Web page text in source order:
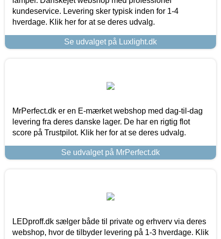
kundeservice. Levering sker typisk inden for 1-4
hverdage. Klik her for at se deres udvalg.
Se udvalget på Luxlight.dk
MrPerfect.dk er en E-mærket webshop med dag-til-dag
levering fra deres danske lager. De har en rigtig flot
score på Trustpilot. Klik her for at se deres udvalg.
Se udvalget på MrPerfect.dk
LEDproff.dk sælger både til private og erhverv via deres
webshop, hvor de tilbyder levering på 1-3 hverdage. Klik